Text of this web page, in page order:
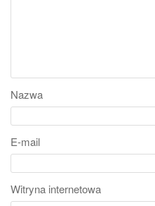
Nazwa
E-mail
Witryna internetowa